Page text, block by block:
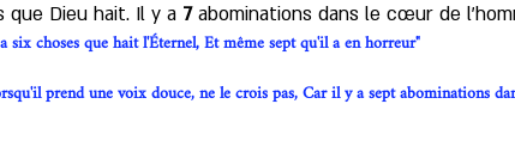
que Dieu hait. Il y a 7 abominations dans le cœur de
six choses que hait l'Éternel, Et même sept qu'il a en horreur"
prend une voix douce, ne le crois pas, Car il y a sept abominations